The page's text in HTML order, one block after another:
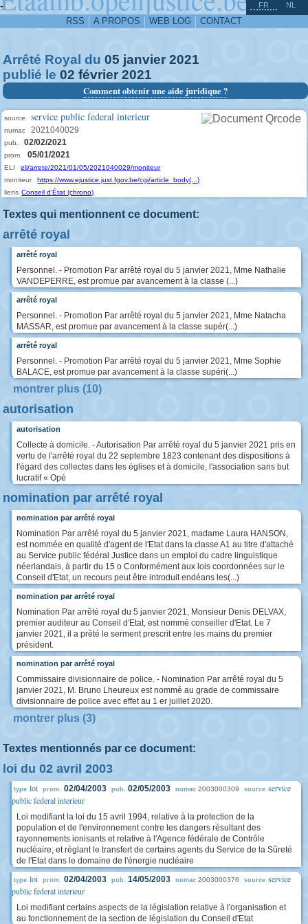
-
RSS A PROPOS WEB LOG CONTACT
FR NL
Arrêté Royal du 05 janvier 2021
publié le 02 février 2021
Comment obtenir une aide juridique ?
source service public federal interieur
numac 2021040029
pub. 02/02/2021
prom. 05/01/2021
ELI
eli/arrete/2021/01/05/2021040029/moniteur
moniteur
https://www.ejustice.just.fgov.be/cgi/article_body(...)
liens Conseil d'État (chrono)
Textes qui mentionnent ce document:
arrêté royal
arrêté royal
Personnel. - Promotion Par arrêté royal du 5 janvier 2021, Mme Nathalie
VANDEPERRE, est promue par avancement à la classe (...)
arrêté royal
Personnel. - Promotion Par arrêté royal du 5 janvier 2021, Mme Natacha
MASSAR, est promue par avancement à la classe supér(...)
arrêté royal
Personnel. - Promotion Par arrêté royal du 5 janvier 2021, Mme Sophie
BALACE, est promue par avancement à la classe supéri(...)
montrer plus (10)
autorisation
autorisation
Collecte à domicile. - Autorisation Par arrêté royal du 5 janvier 2021 pris en
vertu de l'arrêté royal du 22 septembre 1823 contenant des dispositions à
l'égard des collectes dans les églises et à domicile, l'association sans but
lucratif « Opé
nomination par arrêté royal
nomination par arrêté royal
Nomination Par arrêté royal du 5 janvier 2021, madame Laura HANSON,
est nommée en qualité d'agent de l'Etat dans la classe A1 au titre d'attaché
au Service public fédéral Justice dans un emploi du cadre linguistique
néerlandais, à partir du 15 o Conformément aux lois coordonnées sur le
Conseil d'Etat, un recours peut être introduit endéans les(...)
nomination par arrêté royal
Nomination Par arrêté royal du 5 janvier 2021, Monsieur Denis DELVAX,
premier auditeur au Conseil d'Etat, est nommé conseiller d'Etat. Le 7
janvier 2021, il a prêté le serment prescrit entre les mains du premier
président.
nomination par arrêté royal
Commissaire divisionnaire de police. - Nomination Par arrêté royal du 5
janvier 2021, M. Bruno Lheureux est nommé au grade de commissaire
divisionnaire de police avec effet au 1 er juillet 2020.
montrer plus (3)
Textes mentionnés par ce document:
loi du 02 avril 2003
type loi prom. 02/04/2003 pub. 02/05/2003 numac 2003000309 source service
public federal interieur
Loi modifiant la loi du 15 avril 1994, relative à la protection de la
population et de l'environnement contre les dangers résultant des
rayonnements ionisants et relative à l'Agence fédérale de Contrôle
nucléaire, et réglant le transfert de certains agents du Service de la Sûreté
de l'Etat dans le domaine de l'énergie nucléaire
type loi prom. 02/04/2003 pub. 14/05/2003 numac 2003000376 source service
public federal interieur
Loi modifiant certains aspects de la législation relative à l'organisation et
au fonctionnement de la section de législation du Conseil d'Etat
^